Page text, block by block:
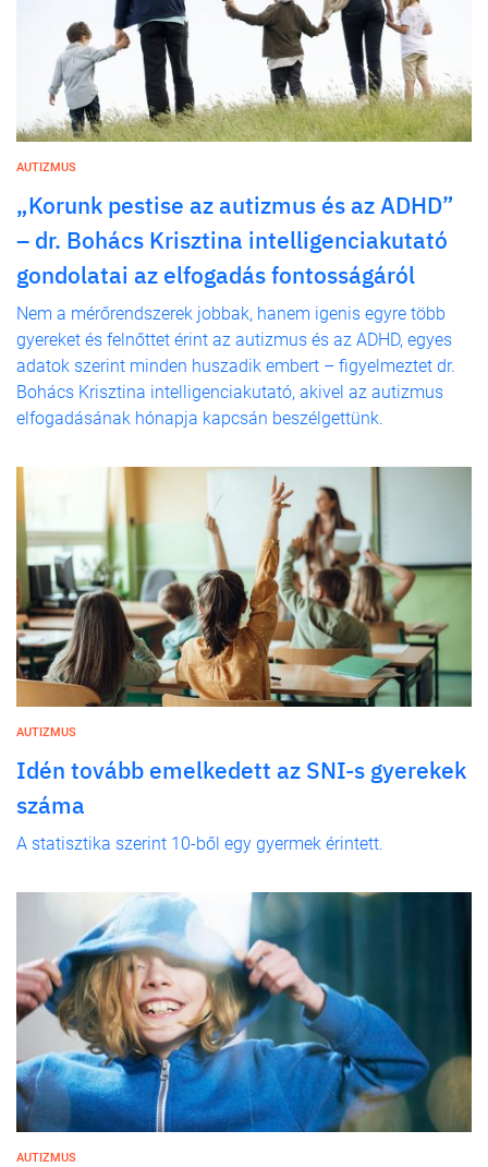
AUTIZMUS
„Korunk pestise az autizmus és az ADHD”
– dr. Bohács Krisztina intelligenciakutató
gondolatai az elfogadás fontosságáról
Nem a mérőrendszerek jobbak, hanem igenis egyre több
gyereket és felnőttet érint az autizmus és az ADHD, egyes
adatok szerint minden huszadik embert – figyelmeztet dr.
Bohács Krisztina intelligenciakutató, akivel az autizmus
elfogadásának hónapja kapcsán beszélgettünk.
AUTIZMUS
Idén tovább emelkedett az SNI-s gyerekek
száma
A statisztika szerint 10-ből egy gyermek érintett.
AUTIZMUS